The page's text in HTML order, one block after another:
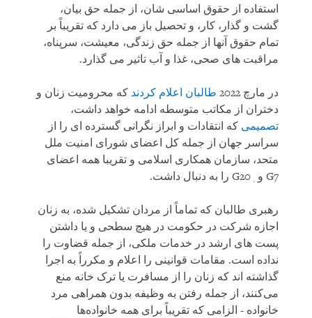
استفاده از حقوق اساسی شان، از جمله حق بیان،
گشت و گذار، کار، و تحصیل باز می ‌دارد که تقریباً بر
تمام حقوق آنها از جمله حق زندگی، معیشت، سرپناه،
مراقبت های صحی، غذا و آب تاثیر می گذارد.
در مارچ 2022 طالبان اعلام کردند که محرومیت زنان و
دختران از مکاتب متوسطه ادامه خواهد داشت،
تصمیمی که انتقادات و ابراز نگرانی گسترده ای را از
سراسر جهان از جمله کل اعضای شورای امنیت ملل
متحد، ‌سازمان همکاری اسلامی و تقریبا همه اعضای
G7 و ٖG20 را به دنبال داشت.
رهبری طالبان که تماماً از مردان تشکیل شده، به زنان
اجازه شرکت در حکومت در هیچ سطحی و یا داشتن
پست های ارشد در خدمات ملکی، از جمله قضاوت را
نداده است. مقامات قوانینی را اعلام و مکرراً به اجرا
گذاشته اند که زنان را از مسافرت یا ترک خانه منع
می‌کنند، از جمله رفتن به وظیفه بدون همراهی مرد
خانواده - الزامی که تقریباً برای همه خانواده‌ها